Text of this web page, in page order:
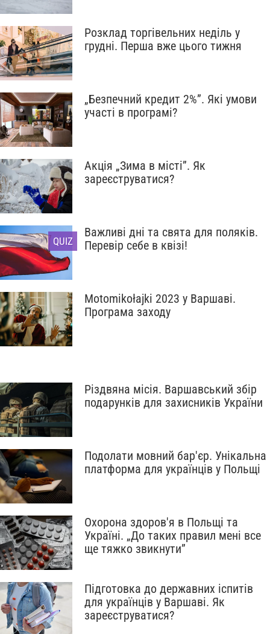
Розклад торгівельних неділь у
грудні. Перша вже цього тижня
„Безпечний кредит 2%”. Які умови
участі в програмі?
Акція „Зима в місті”. Як
зареєструватися?
Важливі дні та свята для поляків.
Перевір себе в квізі!
QUIZ
Motomikołajki 2023 у Варшаві.
Програма заходу
Різдвяна місія. Варшавський збір
подарунків для захисників України
Подолати мовний бар'єр. Унікальна
платформа для українців у Польщі
Охорона здоров'я в Польщі та
Україні. „До таких правил мені все
ще тяжко звикнути”
Підготовка до державних іспитів
для українців у Варшаві. Як
зареєструватися?